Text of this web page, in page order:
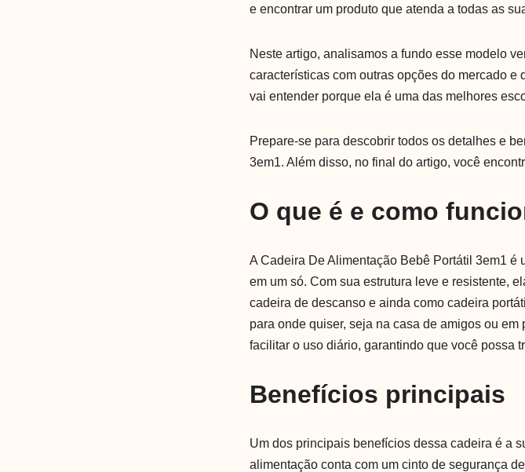
e encontrar um produto que atenda a todas as
Neste artigo, analisamos a fundo esse modelo
características com outras opções do mercado
vai entender porque ela é uma das melhores
Prepare-se para descobrir todos os detalhes e
3em1. Além disso, no final do artigo, você
O que é e como
A Cadeira De Alimentação Bebê Portátil 3em1
em um só. Com sua estrutura leve e resistente,
cadeira de descanso e ainda como cadeira
para onde quiser, seja na casa de amigos ou
facilitar o uso diário, garantindo que você possa
Benefícios principais
Um dos principais benefícios dessa cadeira é a
alimentação conta com um cinto de segurança